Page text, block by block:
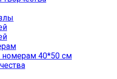
номерам 40*50 см